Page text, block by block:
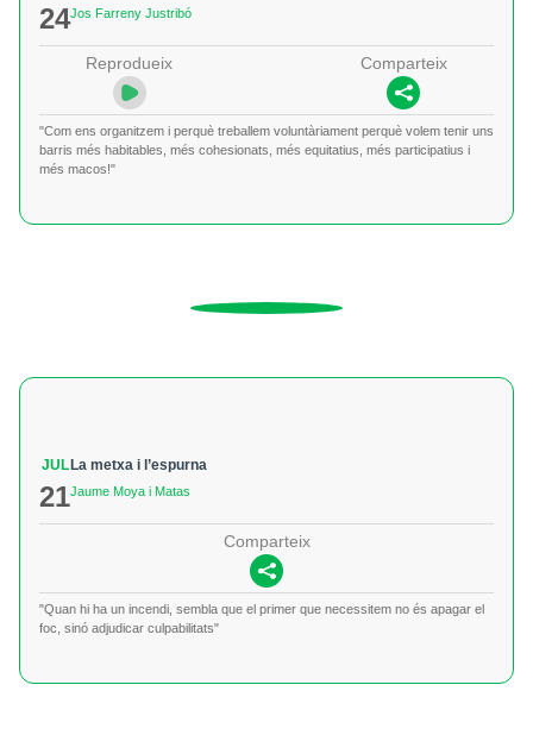
24Jos Farreny Justribó
Reprodueix Comparteix
"Com ens organitzem i perquè treballem voluntàriament perquè volem tenir uns
barris més habitables, més cohesionats, més equitatius, més participatius i
més macos!"
JUL
21
La metxa i l’espurna
Jaume Moya i Matas
Comparteix
"Quan hi ha un incendi, sembla que el primer que necessitem no és apagar el
foc, sinó adjudicar culpabilitats"